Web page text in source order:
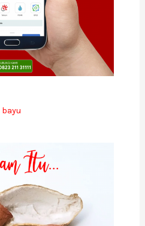
bayu